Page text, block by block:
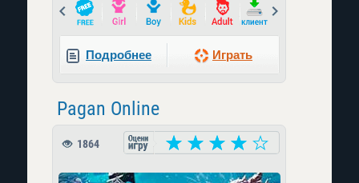
Prev
Подробнее Играть
Pagan Online
1864